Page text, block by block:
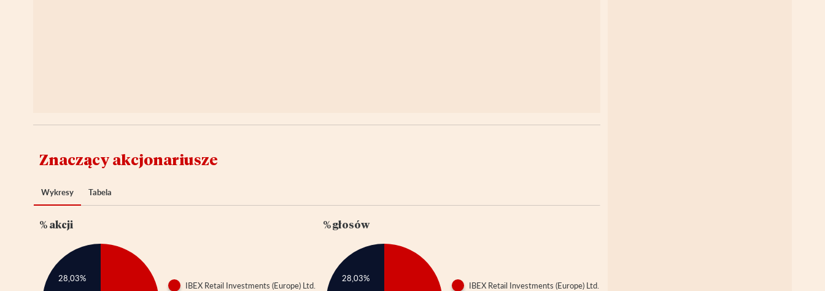
Znaczący akcjonariusze
Wykresy Tabela
% akcji
28,03%
IBEX Retail Investments (Europe) Ltd.
% głosów
28,03%
IBEX Retail Investments (Europe) Ltd.